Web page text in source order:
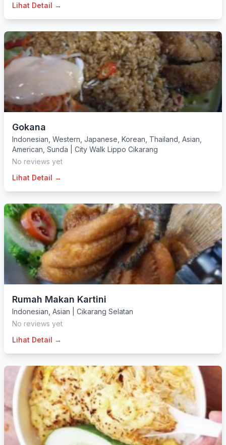
Lihat Detail →
Gokana
Indonesian Western Japanese Korean Thailand Asian
American Sunda
City Walk Lippo Cikarang
No reviews yet
Lihat Detail →
Rumah Makan Kartini
Indonesian Asian
Cikarang Selatan
No reviews yet
Lihat Detail →